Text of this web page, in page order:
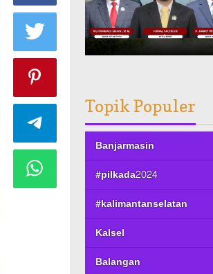
Topik Populer
Banjarmasin
#pilkada2024
#kalimantanselatan
Kalsel
Balangan